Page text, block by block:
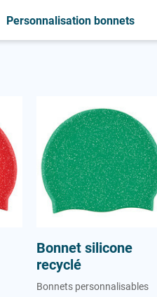
Personnalisation bonnets
Peignoir
Polaire
Polo
Lunettes
T
T-shirt
Bonnet silicone
recyclé
Bonnets personnalisables